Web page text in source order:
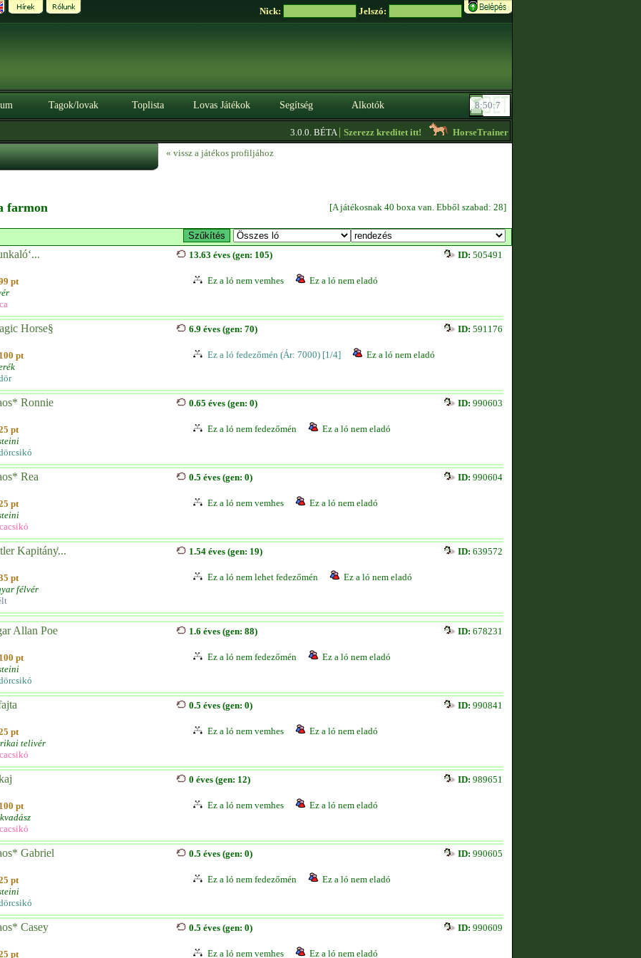
Nick: Jelszó:
Tagok/lovak Toplista Lovas Játékok Segítség Alkotók
3.0.0. BÉTA|Szerezz kreditet itt! HorseTrainer6- Holsteini 5000 összpontos
« vissz a játékos profiljához
farmon [A játékosnak 40 boxa van. Ebből szabad: 28]
pt
13.63 éves (gen: 105) ID: 505491
Ez a ló nem vemhes Ez a ló nem eladó
Horse§
100 pt
6.9 éves (gen: 70) ID: 591176
Ez a ló fedezőmén (Ár: 7000) [1/4] Ez a ló nem eladó
Ronnie
pt
0.65 éves (gen: 0) ID: 990603
Ez a ló nem fedezőmén Ez a ló nem eladó
Rea
pt
0.5 éves (gen: 0) ID: 990604
Ez a ló nem vemhes Ez a ló nem eladó
Kapitány͐...
pt
félvér
1.54 éves (gen: 19) ID: 639572
Ez a ló nem lehet fedezőmén Ez a ló nem eladó
Allan Poe
100 pt
1.6 éves (gen: 88) ID: 678231
Ez a ló nem fedezőmén Ez a ló nem eladó
pt
telivér
0.5 éves (gen: 0) ID: 990841
Ez a ló nem vemhes Ez a ló nem eladó
100 pt
0 éves (gen: 12) ID: 989651
Ez a ló nem vemhes Ez a ló nem eladó
Gabriel
pt
0.5 éves (gen: 0) ID: 990605
Ez a ló nem fedezőmén Ez a ló nem eladó
Casey
pt
0.5 éves (gen: 0) ID: 990609
Ez a ló nem vemhes Ez a ló nem eladó